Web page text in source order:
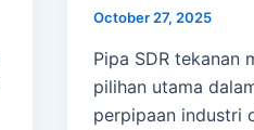
October 27, 2025
Pipa SDR tekanan
pilihan utama
perpipaan industri